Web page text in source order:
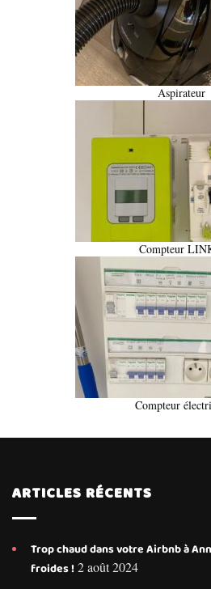
Aspirateur
Compteur
Compteur
ARTICLES RÉCENTS
Trop chaud dans votre Airbnb à
froides ! 2 août 2024